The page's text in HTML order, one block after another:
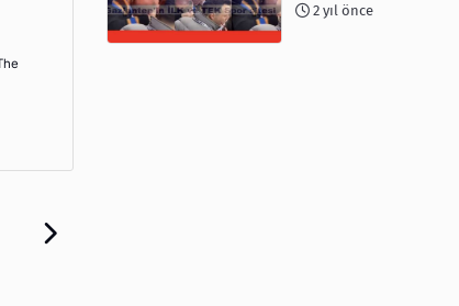
Başkanı
2 yıl önce